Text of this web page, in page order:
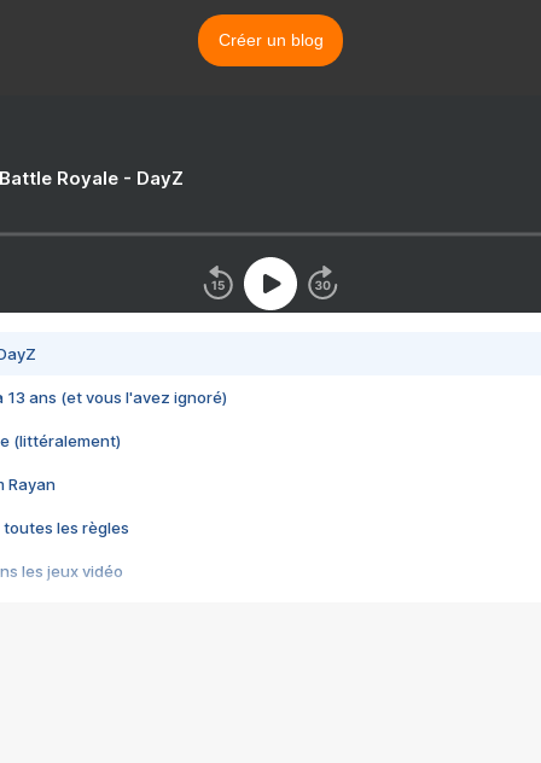
Créer un blog
Royale - DayZ
13 ans (et vous l'avez ignoré)
(littéralement)
Rayan
toutes les règles
les jeux vidéo